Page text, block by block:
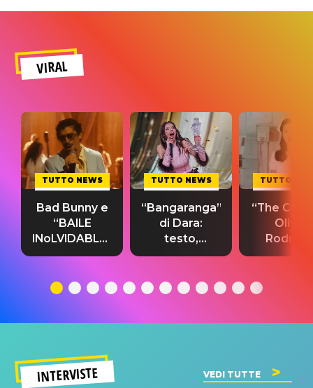
VIRAL
TUTTO NEWS
Bad Bunny e
“BAILE
INoLVIDABLE”:
testo,
significato
TUTTO NEWS
“Bangaranga”
di Dara:
testo,
traduzione e
del singolo
TUTTO
“The
Olivia
testo,
INTERVISTE VEDI TUTTE